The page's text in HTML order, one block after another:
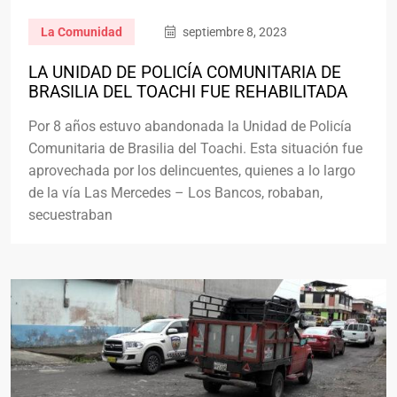
La Comunidad septiembre 8, 2023
LA UNIDAD DE POLICÍA COMUNITARIA DE
BRASILIA DEL TOACHI FUE REHABILITADA
Por 8 años estuvo abandonada la Unidad de Policía
Comunitaria de Brasilia del Toachi. Esta situación fue
aprovechada por los delincuentes, quienes a lo largo
de la vía Las Mercedes – Los Bancos, robaban,
secuestraban